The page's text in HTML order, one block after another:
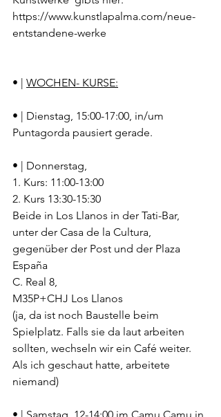
https://www.kunstlapalma.com/neue-
entstandene-werke
• | WOCHEN- KURSE:
• | Dienstag, 15:00-17:00, in/um
Puntagorda pausiert gerade.
• | Donnerstag,
1. Kurs: 11:00-13:00
2. Kurs 13:30-15:30
Beide in Los Llanos in der Tati-Bar,
unter der Casa de la Cultura,
gegenüber der Post und der Plaza
España
C. Real 8,
M35P+CHJ Los Llanos
(ja, da ist noch Baustelle beim
Spielplatz. Falls sie da laut arbeiten
sollten, wechseln wir ein Café weiter.
Als ich geschaut hatte, arbeitete
niemand)
• | Samstag, 12-14:00 im Camu Camu in